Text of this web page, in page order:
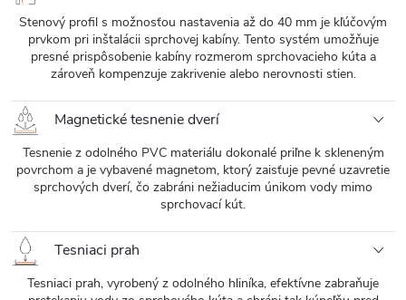
Stenový profil s možnosťou nastavenia až do 40 mm je kľúčovým
prvkom pri inštalácii sprchovej kabíny. Tento systém umožňuje
presné prispôsobenie kabíny rozmerom sprchovacieho kúta a
zároveň kompenzuje zakrivenie alebo nerovnosti stien.
Magnetické tesnenie dverí
Tesnenie z odolného PVC materiálu dokonalé priľne k skleneným
povrchom a je vybavené magnetom, ktorý zaisťuje pevné uzavretie
sprchových dverí, čo zabráni nežiaducim únikom vody mimo
sprchovací kút.
Tesniaci prah
Tesniaci prah, vyrobený z odolného hliníka, efektívne zabraňuje